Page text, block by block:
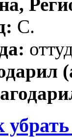
С.